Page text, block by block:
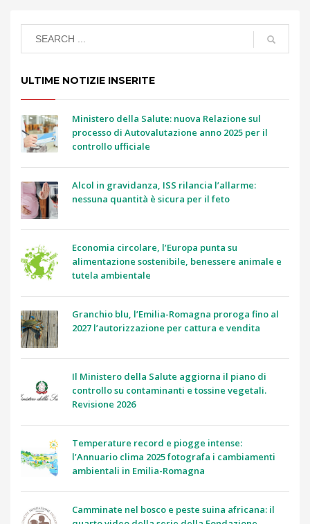
ULTIME NOTIZIE INSERITE
Ministero della Salute: nuova Relazione sul
processo di Autovalutazione anno 2025 per il
controllo ufficiale
Alcol in gravidanza, ISS rilancia l’allarme:
nessuna quantità è sicura per il feto
Economia circolare, l’Europa punta su
alimentazione sostenibile, benessere animale e
tutela ambientale
Granchio blu, l’Emilia-Romagna proroga fino al
2027 l’autorizzazione per cattura e vendita
Il Ministero della Salute aggiorna il piano di
controllo su contaminanti e tossine vegetali.
Revisione 2026
Temperature record e piogge intense:
l’Annuario clima 2025 fotografa i cambiamenti
ambientali in Emilia-Romagna
Camminate nel bosco e peste suina africana: il